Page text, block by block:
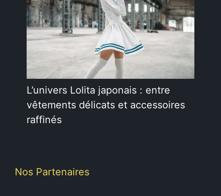
L’univers Lolita japonais : entre
vêtements délicats et accessoires
raffinés
Nos Partenaires